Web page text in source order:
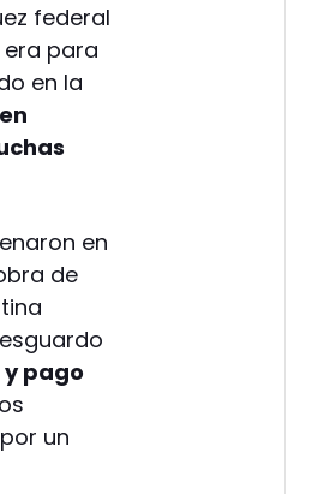
federal
era para
en la
en
de
pago
un